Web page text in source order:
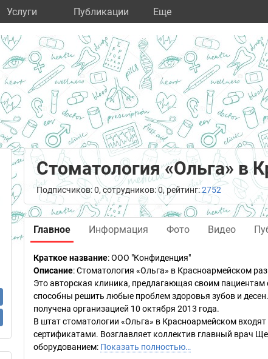
Услуги Публикации Eще
Стоматология «Ольга» в
Подписчиков: 0, сотрудников: 0, рейтинг:2752
Главное Информация Фото Видео
Краткое название:ООО "Конфиденция"
Описание: Стоматология «Ольга» в Красноармейском
Это авторская клиника, предлагающая своим
способны решить любые проблем здоровья зубов и
получена организацией 10 октября 2013 года.
В штат стоматологии «Ольга» в Красноармейском
сертификатами. Возглавляет коллектив главный врач
оборудованием: Показать полностью…